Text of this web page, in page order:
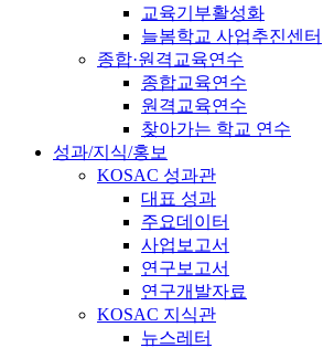
교육기부활성화
늘봄학교 사업추진센터
종합·원격교육연수
종합교육연수
원격교육연수
찾아가는 학교 연수
성과/지식/홍보
KOSAC 성과관
대표 성과
주요데이터
사업보고서
연구보고서
연구개발자료
KOSAC 지식관
뉴스레터